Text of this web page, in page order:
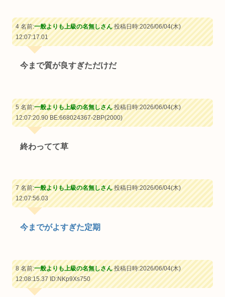
4 名前:一般よりも上級の名無しさん投稿日時:2026/06/04(木)
12:07:17.01
今まで質が良すぎただけだ
5 名前:一般よりも上級の名無しさん投稿日時:2026/06/04(木)
12:07:20.90 BE:668024367-2BP(2000)
終わってて草
7 名前:一般よりも上級の名無しさん投稿日時:2026/06/04(木)
12:07:56.03
今までがよすぎた定期
8 名前:一般よりも上級の名無しさん投稿日時:2026/06/04(木)
12:08:15.37ID:NKp9Xs750